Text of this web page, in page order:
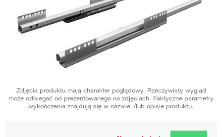
Zdjęcia produktu mają charakter poglądowy. Rzeczywisty wygląd
może odbiegać od prezentowanego na zdjęciach. Faktyczne parametry
wykończenia znajdują się w nazwie i/lub opisie produktu.